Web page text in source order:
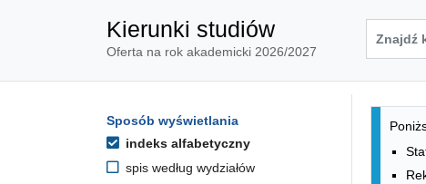
Kierunki studiów
Oferta na rok akademicki 2026/2027
Opcje filtrowania kierunków
Przejdź do listy kierunków
Sposób wyświetlania
indeks alfabetyczny
spis według wydziałów